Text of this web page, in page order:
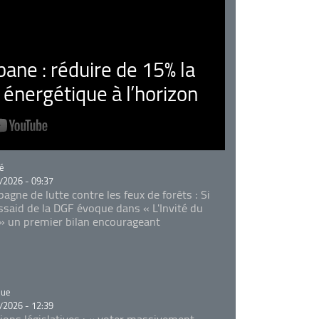
: réduire de 15% la
à l’horizon
- 09:37
de lutte contre les feux de forêts : Si
de la DGF évoque dans « L'Invité du
un premier bilan encourageant
- 12:39